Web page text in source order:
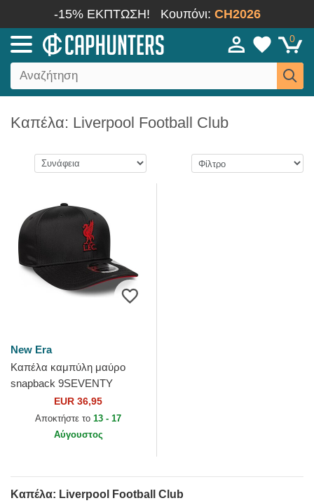
-15% ΕΚΠΤΩΣΗ! Κουπόνι: CH2026
0
Καπέλα: Liverpool Football Club
New Era
Καπέλα καμπύλη μαύρο
snapback 9SEVENTY
Stretch Snap Gradient από
Liverpool Football Club
EUR 36,95
Αποκτήστε το 13 - 17
Αύγουστος
Καπέλα: Liverpool Football Club